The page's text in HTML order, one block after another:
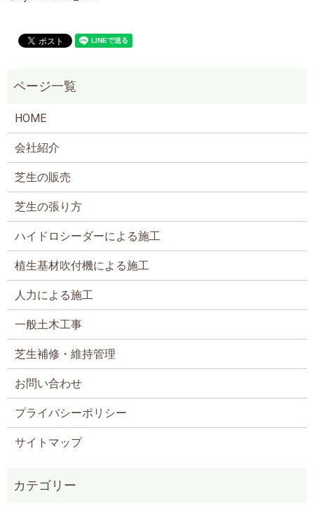
HOME
会社紹介
芝生の販売
芝生の張り方
ハイドロシーダーによる施工
植生基材吹付機による施工
人力による施工
一般土木工事
芝生補修・維持管理
お問い合わせ
プライバシーポリシー
サイトマップ